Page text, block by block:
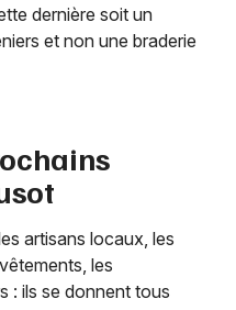
dernière soit un
et non une braderie
artisans locaux, les
les
: ils se donnent tous